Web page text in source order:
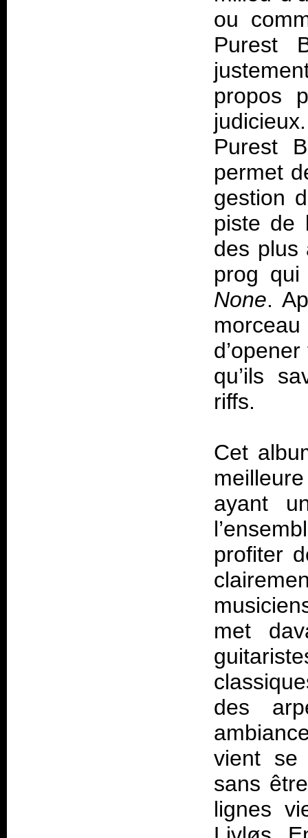
ou
Purest
propos
Purest
permet
gestion
piste de
des plus
prog
None.
qu’ils
riffs.
Cet
ayant
profiter
met
des
vient se
sans
lignes